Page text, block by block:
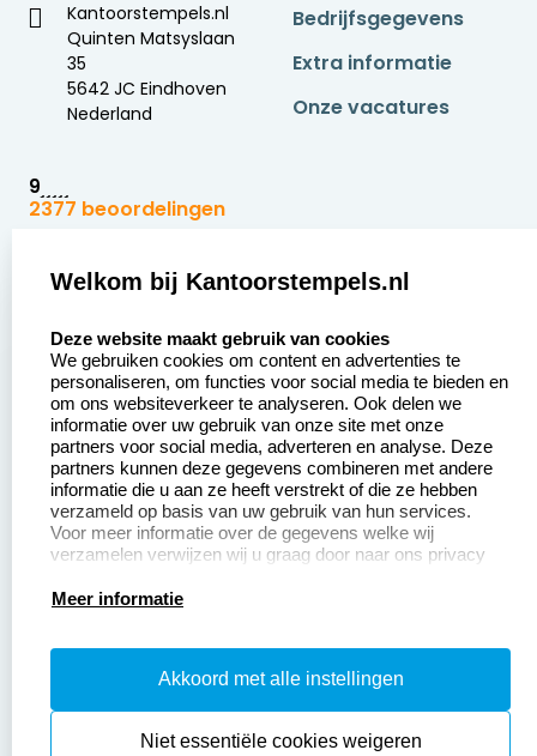
Kantoorstempels.nl
Quinten Matsyslaan
35
5642 JC Eindhoven
Nederland
9
2377 beoordelingen
Bedrijfsgegevens
Extra informatie
Onze vacatures
Zakelijk:
Aanvraag op maat
Betaling &
Verzending
Wederverkoper
worden
Sale
Klantenservice:
Contact opnemen
Veel gestelde vragen
Retourneren
Herroepingsrecht
Productinformatie:
Instructiepagina
Safety Sheets
Welkom bij Kantoorstempels.nl
Deze website maakt gebruik van cookies
We gebruiken cookies om content en advertenties te
personaliseren, om functies voor social media te bieden en
om ons websiteverkeer te analyseren. Ook delen we
informatie over uw gebruik van onze site met onze
partners voor social media, adverteren en analyse. Deze
partners kunnen deze gegevens combineren met andere
informatie die u aan ze heeft verstrekt of die ze hebben
verzameld op basis van uw gebruik van hun services.
Voor meer informatie over de gegevens welke wij
verzamelen verwijzen wij u graag door naar ons privacy
Meer informatie
Akkoord met alle instellingen
Niet essentiële cookies weigeren